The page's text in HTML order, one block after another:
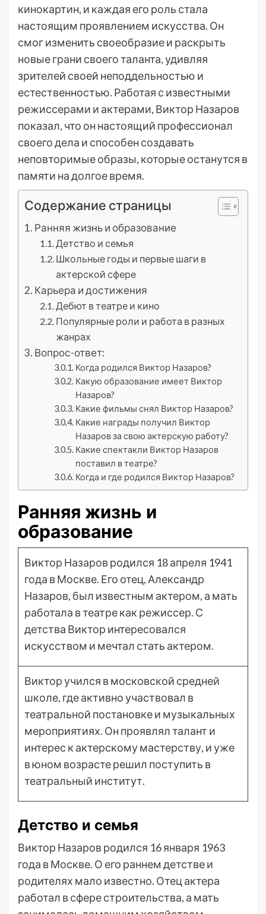
кинокартин, и каждая его роль стала
настоящим проявлением искусства. Он
смог изменить своеобразие и раскрыть
новые грани своего таланта, удивляя
зрителей своей неподдельностью и
естественностью. Работая с известными
режиссерами и актерами, Виктор Назаров
показал, что он настоящий профессионал
своего дела и способен создавать
неповторимые образы, которые останутся в
памяти на долгое время.
Содержание страницы
Ранняя жизнь и образование
Детство и семья
Школьные годы и первые шаги в
актерской сфере
Карьера и достижения
Дебют в театре и кино
Популярные роли и работа в разных
жанрах
Вопрос-ответ:
Когда родился Виктор Назаров?
Какую образование имеет Виктор
Назаров?
Какие фильмы снял Виктор Назаров?
Какие награды получил Виктор
Назаров за свою актерскую работу?
Какие спектакли Виктор Назаров
поставил в театре?
Когда и где родился Виктор Назаров?
Ранняя жизнь и
образование
Виктор Назаров родился 18 апреля 1941
года в Москве. Его отец, Александр
Назаров, был известным актером, а мать
работала в театре как режиссер. С
детства Виктор интересовался
искусством и мечтал стать актером.
Виктор учился в московской средней
школе, где активно участвовал в
театральной постановке и музыкальных
мероприятиях. Он проявлял талант и
интерес к актерскому мастерству, и уже
в юном возрасте решил поступить в
театральный институт.
Детство и семья
Виктор Назаров родился 16 января 1963
года в Москве. О его раннем детстве и
родителях мало известно. Отец актера
работал в сфере строительства, а мать